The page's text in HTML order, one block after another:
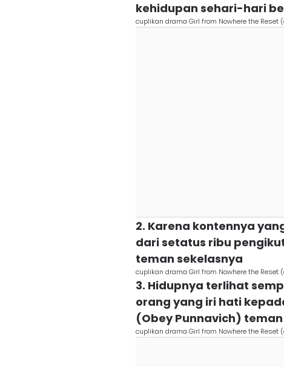
kehidupan sehari-hari
cuplikan drama Girl from Nowhere the Reset
2. Karena kontennya
dari setatus ribu
teman sekelasnya
cuplikan drama Girl from Nowhere the Reset
3. Hidupnya terlihat
orang yang iri hati
(Obey Punnavich)
cuplikan drama Girl from Nowhere the Reset